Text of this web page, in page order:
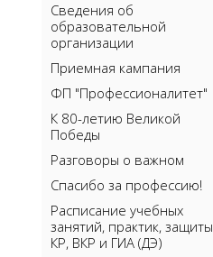
Сведения об
образовательной
организации
Приемная кампания
ФП "Профессионалитет"
К 80-летию Великой
Победы
Разговоры о важном
Спасибо за профессию!
Расписание учебных
занятий, практик, защиты
КР, ВКР и ГИА (ДЭ)